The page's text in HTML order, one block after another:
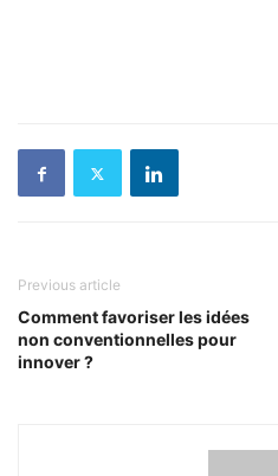
Previous article
Comment favoriser les idées
non conventionnelles pour
innover ?